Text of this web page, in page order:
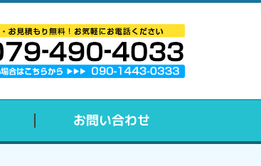
お問い合わせ